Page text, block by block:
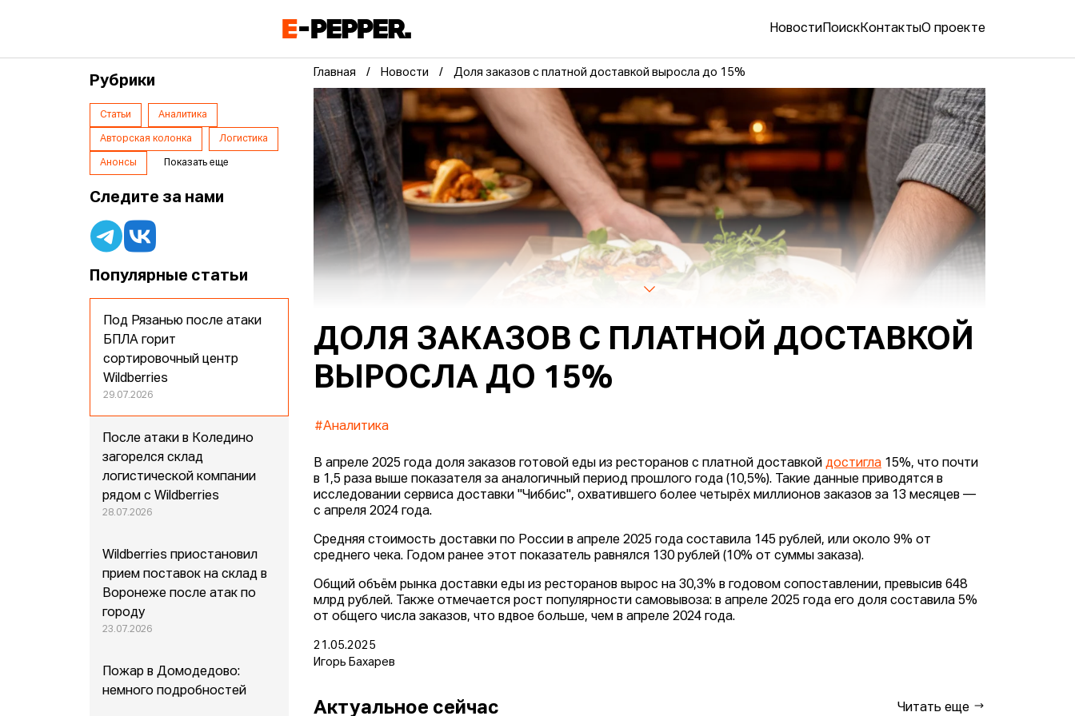
Новости ПоискКонтактыО проекте
Главная Новости Доля заказов с платной доставкой выросла до 15%
ДОЛЯ ЗАКАЗОВ С ПЛАТНОЙ ДОСТАВКОЙ
ВЫРОСЛА ДО 15%
#Аналитика
В апреле 2025 года доля заказов готовой еды из ресторанов с платной доставкойдостигла 15%, что почти
в 1,5 раза выше показателя за аналогичный период прошлого года (10,5%). Такие данные приводятся в
исследовании сервиса доставки "Чиббис", охватившего более четырёх миллионов заказов за 13 месяцев —
с апреля 2024 года.
Средняя стоимость доставки по России в апреле 2025 года составила 145 рублей, или около 9% от
среднего чека. Годом ранее этот показатель равнялся 130 рублей (10% от суммы заказа).
Общий объём рынка доставки еды из ресторанов вырос на 30,3% в годовом сопоставлении, превысив 648
млрд рублей. Также отмечается рост популярности самовывоза: в апреле 2025 года его доля составила 5%
от общего числа заказов, что вдвое больше, чем в апреле 2024 года.
21.05.2025
Игорь Бахарев
Актуальное сейчас Читать еще
Рубрики
Статьи Аналитика
Авторская колонка Логистика
Анонсы Показать еще
Следите за нами
Популярные статьи
Под Рязанью после атаки
БПЛА горит
сортировочный центр
Wildberries
29.07.2026
После атаки в Коледино
загорелся склад
логистической компании
рядом с Wildberries
28.07.2026
Wildberries приостановил
прием поставок на склад в
Воронеже после атак по
городу
23.07.2026
Пожар в Домодедово:
немного подробностей